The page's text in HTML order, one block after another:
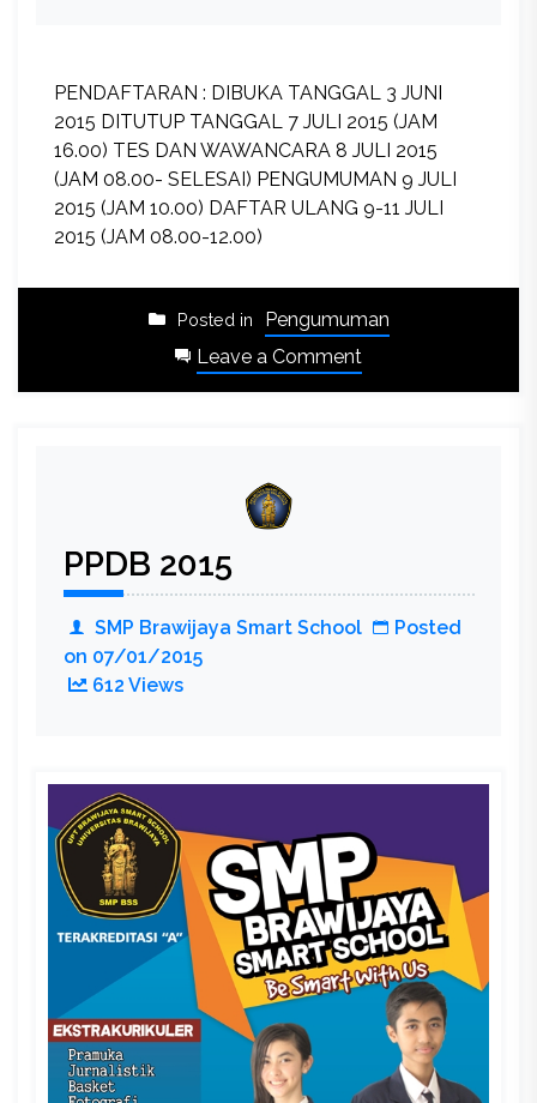
PENDAFTARAN : DIBUKA TANGGAL 3 JUNI
2015 DITUTUP TANGGAL 7 JULI 2015 (JAM
16.00) TES DAN WAWANCARA 8 JULI 2015
(JAM 08.00- SELESAI) PENGUMUMAN 9 JULI
2015 (JAM 10.00) DAFTAR ULANG 9-11 JULI
2015 (JAM 08.00-12.00)
Posted in
Pengumuman
Leave a Comment
PPDB 2015
SMP Brawijaya Smart School
Posted
on 07/01/2015
612 Views